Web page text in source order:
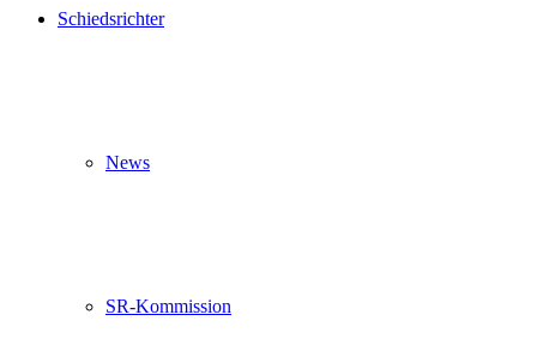
Schiedsrichter
News
SR-Kommission